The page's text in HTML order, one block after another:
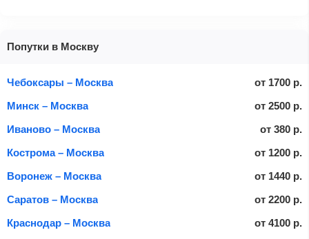
Попутки в Москву
Чебоксары – Москва от 1700 р.
Минск – Москва
от 2500 р.
Иваново – Москва
от 380 р.
Кострома – Москва
от 1200 р.
Воронеж – Москва
от 1440 р.
Саратов – Москва
от 2200 р.
Краснодар – Москва
от 4100 р.